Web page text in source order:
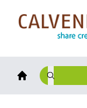
Calvendo